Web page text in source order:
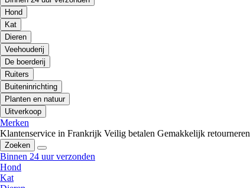
Hond
Kat
Dieren
Veehouderij
De boerderij
Ruiters
Buiteninrichting
Planten en natuur
Uitverkoop
Merken
Klantenservice in Frankrijk Veilig betalen Gemakkelijk retourneren
Zoeken
Binnen 24 uur verzonden
Hond
Kat